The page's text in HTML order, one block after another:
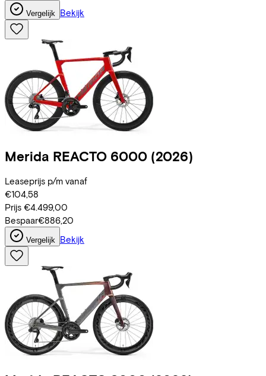
Vergelijk Bekijk
Merida REACTO 6000 (2026)
Leaseprijs p/m vanaf
€104,58
Prijs €4.499,00
Bespaar€886,20
Vergelijk Bekijk